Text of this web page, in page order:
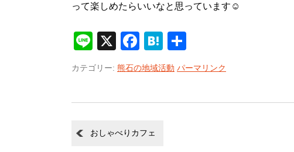
って楽しめたらいいなと思っています☺
Line
X Facebook
Hatena
有
カテゴリー: 熊石の地域活動 パーマリンク
おしゃべりカフェ